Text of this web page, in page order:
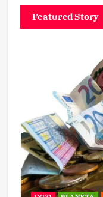
Featured Story